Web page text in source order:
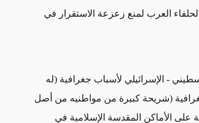
العرب لمنع زعزعة الاستقرار في
- الإسرائيلي لأسباب جغرافية(له
(شريحة كبيرة من مواطنيه من أصل
على الأماكن المقدسة الإسلامية في